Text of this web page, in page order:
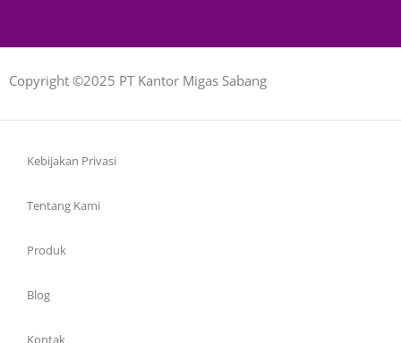
Copyright ©2025 PT Kantor Migas Sabang
Kebijakan Privasi
Tentang Kami
Produk
Blog
Kontak